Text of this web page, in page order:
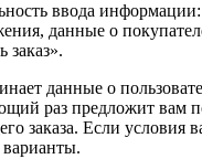
ввода информации:
данные о
данные о
раз предложит вам
заказа. Если условия